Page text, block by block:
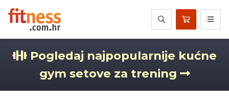
Pogledaj najpopularnije kućne
gym setove za trening